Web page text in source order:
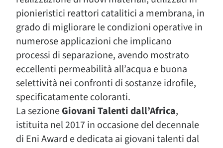
pionieristici reattori catalitici a membrana, in
grado di migliorare le condizioni operative in
numerose applicazioni che implicano
processi di separazione, avendo mostrato
eccellenti permeabilità all’acqua e buona
selettività nei confronti di sostanze idrofile,
specificatamente coloranti.
La sezioneGiovani Talenti dall’Africa,
istituita nel 2017 in occasione del decennale
di Eni Award e dedicata ai giovani talenti dal